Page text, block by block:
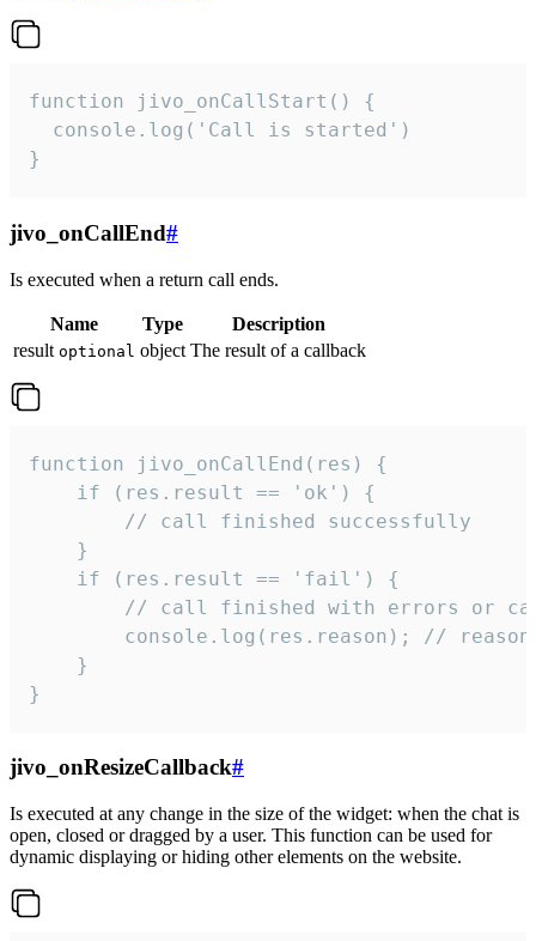
function jivo_onCallStart() {
  console.log('Call is started')
}
jivo_onCallEnd#
Is executed when a return call ends.
Name Type
Description
result optional object The result of a callback
function jivo_onCallEnd(res) {
    if (res.result == 'ok') {
        // call finished successfully
    }
    if (res.result == 'fail') {
// call finished with errors or
console.log(res.reason); //
    }
}
jivo_onResizeCallback#
Is executed at any change in the size of the widget: when the chat is
open, closed or dragged by a user. This function can be used for
dynamic displaying or hiding other elements on the website.